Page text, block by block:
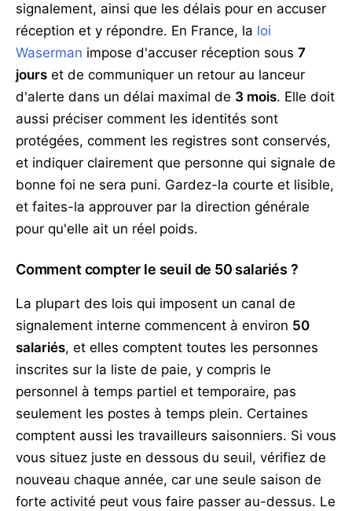
signalement, ainsi que les délais pour en accuser
réception et y répondre. En France, la loi
Waserman impose d'accuser réception sous 7
jours et de communiquer un retour au lanceur
d'alerte dans un délai maximal de 3 mois. Elle doit
aussi préciser comment les identités sont
protégées, comment les registres sont conservés,
et indiquer clairement que personne qui signale de
bonne foi ne sera puni. Gardez-la courte et lisible,
et faites-la approuver par la direction générale
pour qu'elle ait un réel poids.
Comment compter le seuil de 50 salariés ?
La plupart des lois qui imposent un canal de
signalement interne commencent à environ 50
salariés, et elles comptent toutes les personnes
inscrites sur la liste de paie, y compris le
personnel à temps partiel et temporaire, pas
seulement les postes à temps plein. Certaines
comptent aussi les travailleurs saisonniers. Si vous
vous situez juste en dessous du seuil, vérifiez de
nouveau chaque année, car une seule saison de
forte activité peut vous faire passer au-dessus. Le